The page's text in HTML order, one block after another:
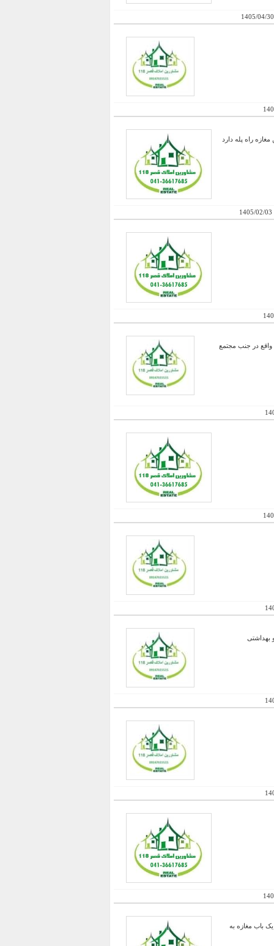
1405/04/30
25 متر طبقه اول که از بالکن مغازه راه پله دارد
1405/02/03
فروش قطعات ویلایی با متراژهای مختبف دارای دسترسی به آب گاز برق با سهم آب تحت پلاکهای ثبتی 59 و 48 و 803 واقع در جنب مجتمع
بهداشتی
باب مغازه به